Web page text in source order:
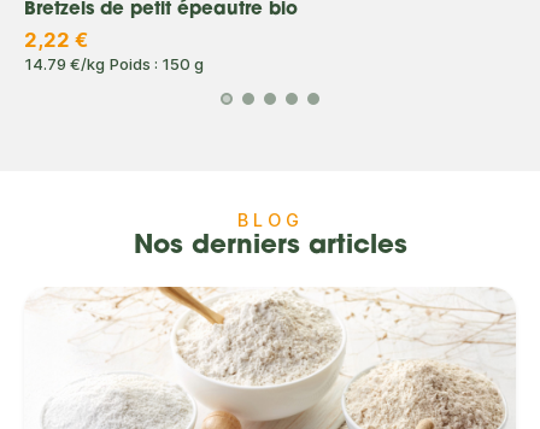
Bretzels de petit épeautre bio
2,22 €
14.79 €/kg Poids : 150 g
BLOG
Nos derniers articles